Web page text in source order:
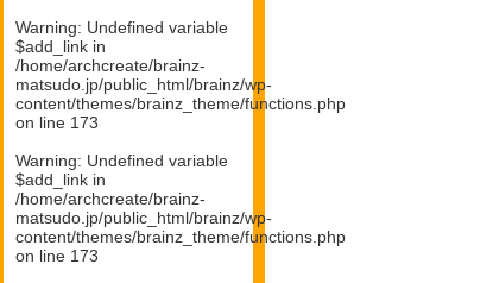
Warning: Undefined variable
$add_link in
/home/archcreate/brainz-
matsudo.jp/public_html/brainz/wp-
content/themes/brainz_theme/functions.php
on line 173
Warning: Undefined variable
$add_link in
/home/archcreate/brainz-
matsudo.jp/public_html/brainz/wp-
content/themes/brainz_theme/functions.php
on line 173